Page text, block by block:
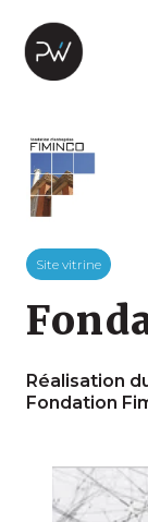
Site vitrine
Réalisation
Fondation